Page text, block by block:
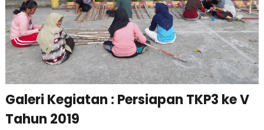
Galeri Kegiatan : Persiapan TKP3 ke V
Tahun 2019